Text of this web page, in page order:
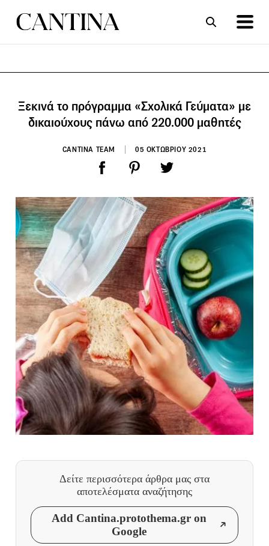
Ξεκινά το πρόγραμμα «Σχολικά Γεύματα» με
δικαιούχους πάνω από 220.000 μαθητές
CANTINA TEAM 05 ΟΚΤΩΒΡΙΟΥ 2021
Δείτε περισσότερα άρθρα μας στα
αποτελέσματα αναζήτησης
Add Cantina.protothema.gr on
Google